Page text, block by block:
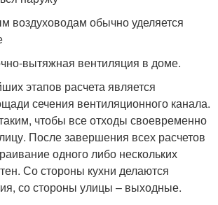
воздуховодам обычно уделяется
вытяжная вентиляция в доме.
этапов расчета является
сечения вентиляционного канала.
чтобы все отходы своевременно
После завершения всех расчетов
одного либо нескольких
Со стороны кухни делаются
со стороны улицы – выходные.